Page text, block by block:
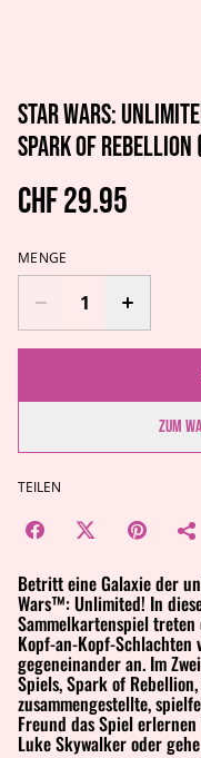
Star Wars:
Spark of Rebellion
CHF 29.95
MENGE
Zum
TEILEN
Betritt eine Galaxie der
Wars™: Unlimited! In
Sammelkartenspiel
Kopf-an-Kopf-
gegeneinander an. Im
Spiels, Spark of
zusammengestellte,
Freund das Spiel
Luke Skywalker oder